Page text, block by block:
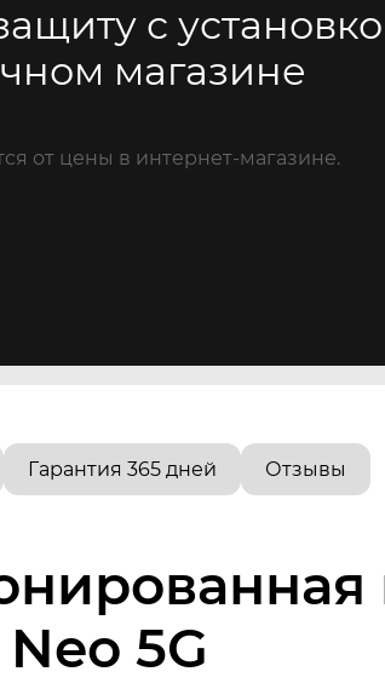
с
магазине
от цены в интернет-магазине.
Гарантия 365 дней Отзывы
5G